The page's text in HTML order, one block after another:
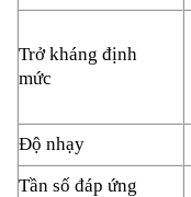
Trở kháng định
mức
Độ nhạy
Tần số đáp ứng